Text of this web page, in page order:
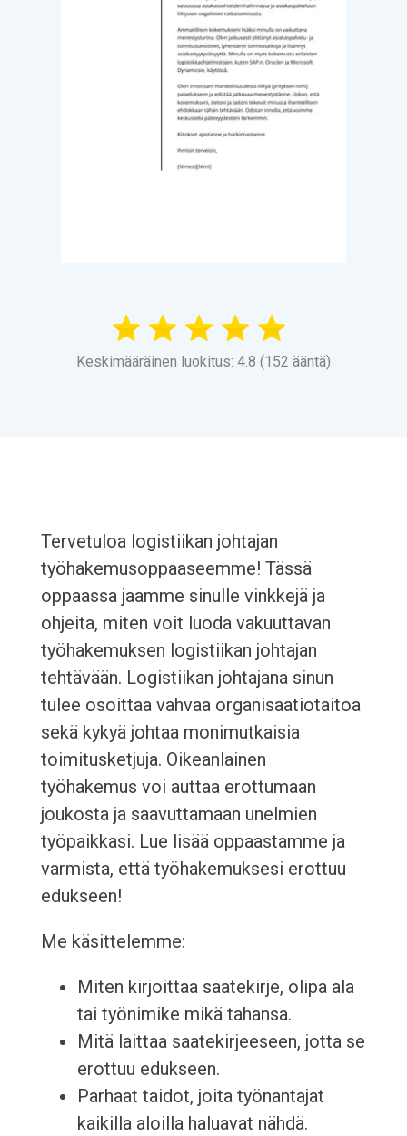
Keskimääräinen luokitus: 4.8 (152 ääntä)
Tervetuloa logistiikan johtajan
työhakemusoppaaseemme! Tässä
oppaassa jaamme sinulle vinkkejä ja
ohjeita, miten voit luoda vakuuttavan
työhakemuksen logistiikan johtajan
tehtävään. Logistiikan johtajana sinun
tulee osoittaa vahvaa organisaatiotaitoa
sekä kykyä johtaa monimutkaisia
toimitusketjuja. Oikeanlainen
työhakemus voi auttaa erottumaan
joukosta ja saavuttamaan unelmien
työpaikkasi. Lue lisää oppaastamme ja
varmista, että työhakemuksesi erottuu
edukseen!
Me käsittelemme:
Miten kirjoittaa saatekirje, olipa ala
tai työnimike mikä tahansa.
Mitä laittaa saatekirjeeseen, jotta se
erottuu edukseen.
Parhaat taidot, joita työnantajat
kaikilla aloilla haluavat nähdä.